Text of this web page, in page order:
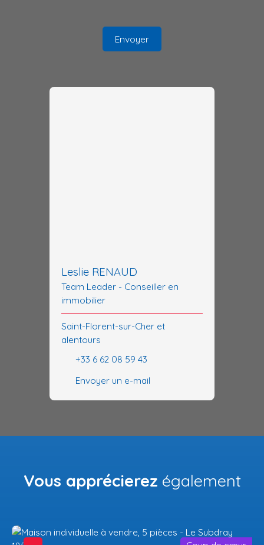
Envoyer
Leslie RENAUD
Team Leader - Conseiller en
immobilier
Saint-Florent-sur-Cher et
alentours
+33 6 62 08 59 43
Envoyer un e-mail
Vous apprécierez également